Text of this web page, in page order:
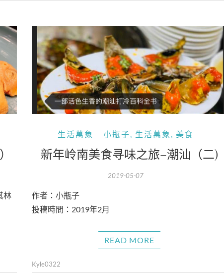
林
生活萬象 小瓶子, 生活萬象 , 美食
新年岭南美食寻味之旅–潮汕（二)
2019-05-07
作者：小瓶子
投稿時間：2019年2月
READ MORE
Kyle0322